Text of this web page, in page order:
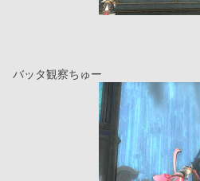
バッタ観察ちゅー